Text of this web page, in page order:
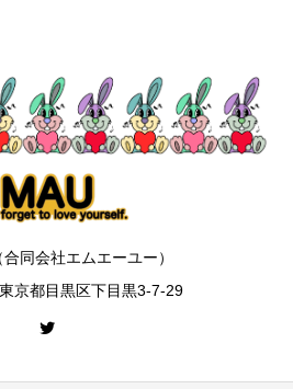
同会社エムエーユー）
京都目黒区下目黒3-7-29